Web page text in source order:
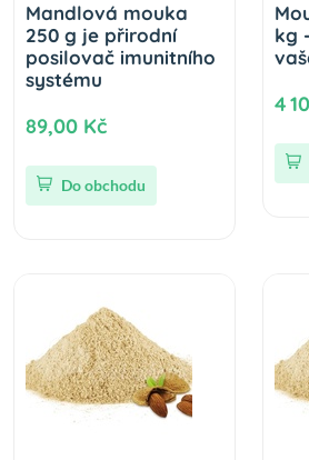
Mandlová mouka
250 g je přirodní
posilovač imunitního
systému
89,00 Kč
Do obchodu
kg
4